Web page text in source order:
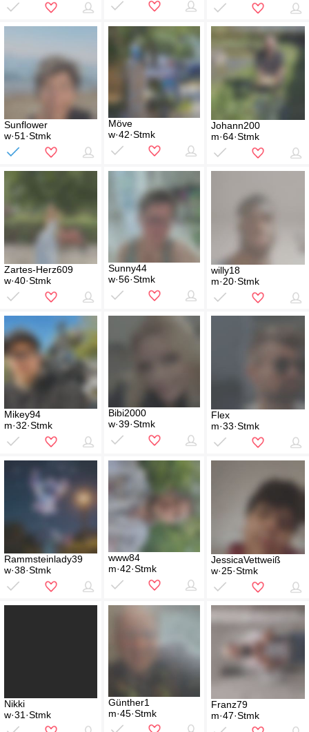
Sunflower
w·51·Stmk
Möve
w·42·Stmk
Johann200
m·64·Stmk
Zartes-Herz609
w·40·Stmk
Sunny44
w·56·Stmk
willy18
m·20·Stmk
Mikey94
m·32·Stmk
Bibi2000
w·39·Stmk
Flex
m·33·Stmk
Rammsteinlady39
w·38·Stmk
www84
m·42·Stmk
JessicaVettweiß
w·25·Stmk
Nikki
w·31·Stmk
Günther1
m·45·Stmk
Franz79
m·47·Stmk